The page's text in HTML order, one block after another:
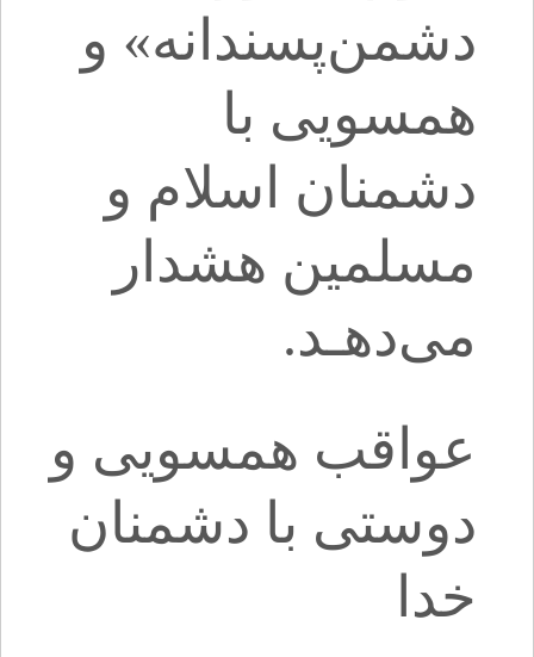
دشمن‌پسندانه» و
همسویی با
دشمنان اسلام و
مسلمین هشدار
می‌دهـد.
عواقب همسویی و
دوستی با دشمنان
خدا